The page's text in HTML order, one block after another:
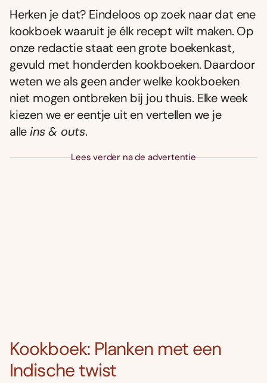
Herken je dat? Eindeloos op zoek naar dat ene
kookboek waaruit je élk recept wilt maken. Op
onze redactie staat een grote boekenkast,
gevuld met honderden kookboeken. Daardoor
weten we als geen ander welke kookboeken
niet mogen ontbreken bij jou thuis. Elke week
kiezen we er eentje uit en vertellen we je
alleins & outs.
Lees verder na de advertentie
Kookboek: Planken met een
Indische twist